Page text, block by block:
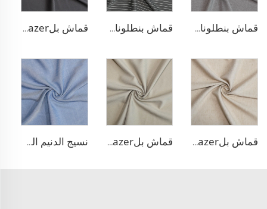
قماش بنطلونات TR قابل للتمدد بأربعة اتجاهات قماش بنطلونات بأسلوب التريكو من مادة TR قماش بلazer مطاطي من مادة TR
قماش بلazer يشبه الكتان من مادة TR قماش بلazer بتصميم الحبّار من مادة TR نسيج الدنيم المشابه للبولي ليوسيل